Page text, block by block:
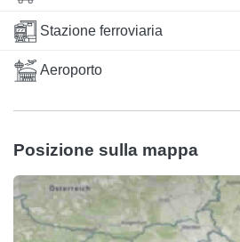
Stazione ferroviaria
Aeroporto
Posizione sulla mappa